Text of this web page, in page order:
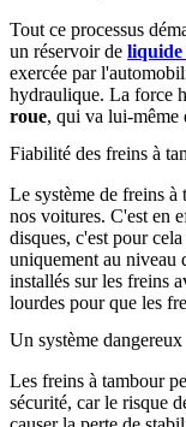
Tout ce processus
un réservoir de liquide
exercée par
hydraulique. La force
roue, qui va lui-même
Fiabilité des freins à
Le système de freins à
nos voitures. C'est en
disques, c'est pour
uniquement au niveau
installés sur les freins
lourdes pour que les
Un système dangereux
Les freins à tambour
sécurité, car le risque